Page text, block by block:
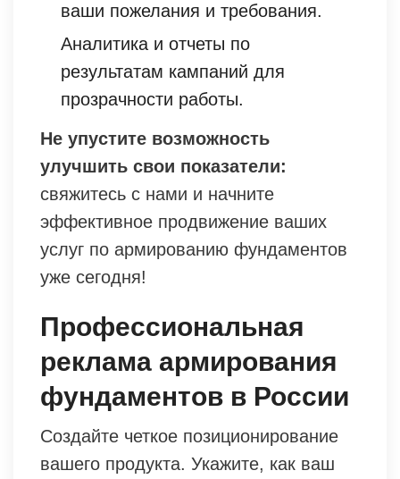
ваши пожелания и требования.
Аналитика и отчеты по
результатам кампаний для
прозрачности работы.
Не упустите возможность
улучшить свои показатели:
свяжитесь с нами и начните
эффективное продвижение ваших
услуг по армированию фундаментов
уже сегодня!
Профессиональная
реклама армирования
фундаментов в России
Создайте четкое позиционирование
вашего продукта. Укажите, как ваш